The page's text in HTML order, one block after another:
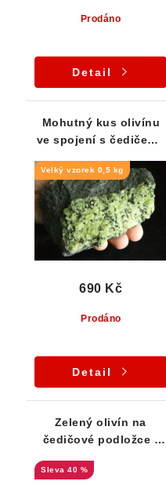
Prodáno
Detail
Mohutný kus olivínu
ve spojení s čedičem -
Velký vzorek 0,5 kg
Prodáno
690 Kč
Detail
Zelený olivín na
čedičové podložce -
40 %